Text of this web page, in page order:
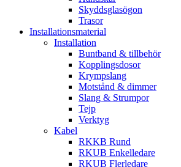
Skyddsglasögon
Trasor
Installationsmaterial
Installation
Buntband & tillbehör
Kopplingsdosor
Krympslang
Motstånd & dimmer
Slang & Strumpor
Tejp
Verktyg
Kabel
RKKB Rund
RKUB Enkelledare
RKUB Flerledare